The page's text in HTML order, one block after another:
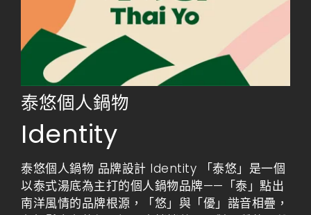
泰悠個人鍋物
Identity
泰悠個人鍋物 品牌設計 Identity 「泰悠」是一個
以泰式湯底為主打的個人鍋物品牌——「泰」點出
南洋風情的品牌根源，「悠」與「優」諧音相疊，